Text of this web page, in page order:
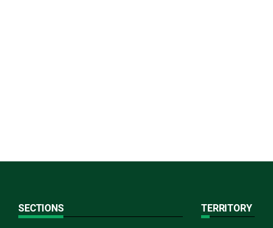
SECTIONS TERRITORY